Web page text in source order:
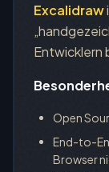
Excalidraw
Entwicklern
Open
End-to-
Browser